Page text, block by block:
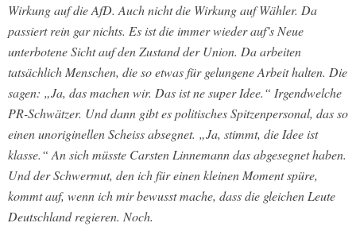
Wirkung auf die AfD. Auch nicht die Wirkung auf Wähler. Da
passiert rein gar nichts. Es ist die immer wieder auf’s Neue
unterbotene Sicht auf den Zustand der Union. Da arbeiten
tatsächlich Menschen, die so etwas für gelungene Arbeit halten. Die
sagen: „Ja, das machen wir. Das ist ne super Idee.“ Irgendwelche
PR-Schwätzer. Und dann gibt es politisches Spitzenpersonal, das so
einen unoriginellen Scheiss absegnet. „Ja, stimmt, die Idee ist
klasse.“ An sich müsste Carsten Linnemann das abgesegnet haben.
Und der Schwermut, den ich für einen kleinen Moment spüre,
kommt auf, wenn ich mir bewusst mache, dass die gleichen Leute
Deutschland regieren. Noch.